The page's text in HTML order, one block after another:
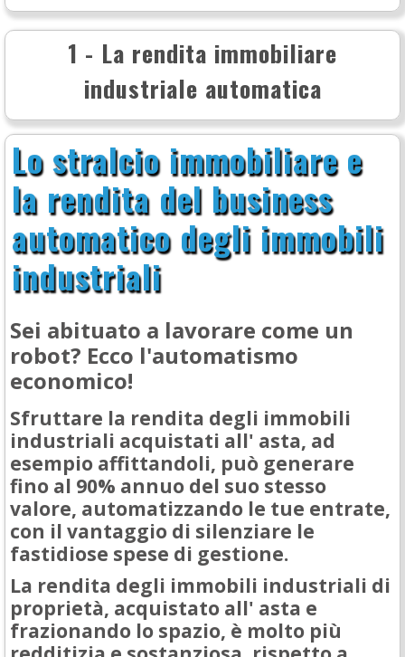
1 - La rendita immobiliare
industriale automatica
Lo stralcio immobiliare e
la rendita del business
automatico degli immobili
industriali
Sei abituato a lavorare come un
robot? Ecco l'automatismo
economico!
Sfruttare la rendita degli immobili
industriali acquistati all' asta, ad
esempio affittandoli, può generare
fino al 90% annuo del suo stesso
valore, automatizzando le tue entrate,
con il vantaggio di silenziare le
fastidiose spese di gestione.
La rendita degli immobili industriali di
proprietà, acquistato all' asta e
frazionando lo spazio, è molto più